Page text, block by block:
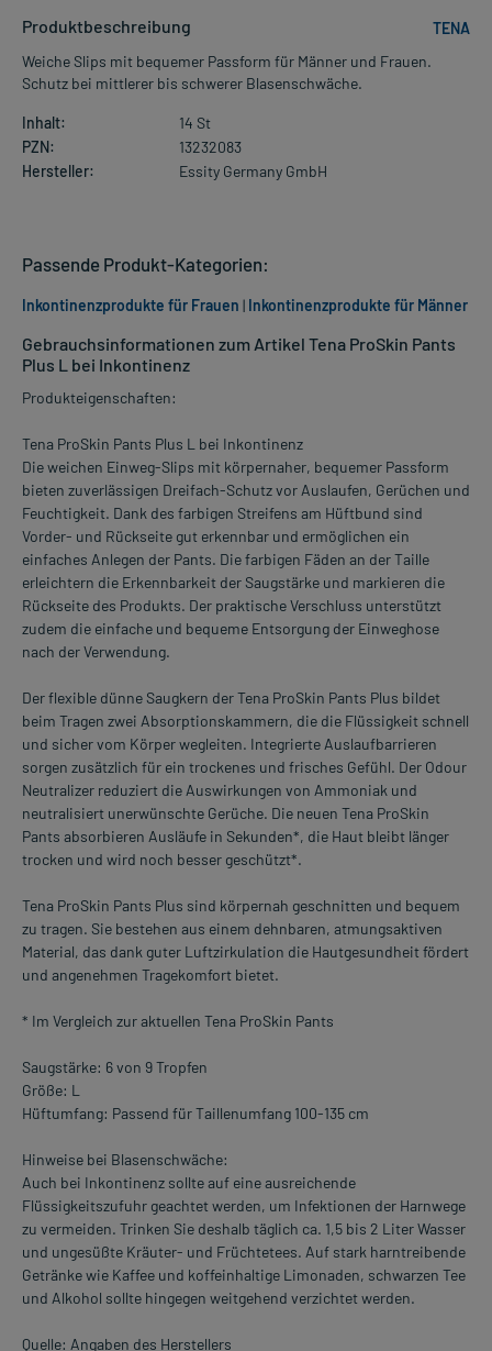
Produktbeschreibung
TENA
Weiche Slips mit bequemer Passform für Männer und Frauen.
Schutz bei mittlerer bis schwerer Blasenschwäche.
Inhalt:
14 St
PZN:
13232083
Hersteller:
Essity Germany GmbH
Gebrauchsinformationen zum Artikel Tena ProSkin Pants
Plus L bei Inkontinenz
Produkteigenschaften:
Tena ProSkin Pants Plus L bei Inkontinenz
Die weichen Einweg-Slips mit körpernaher, bequemer Passform
bieten zuverlässigen Dreifach-Schutz vor Auslaufen, Gerüchen und
Feuchtigkeit. Dank des farbigen Streifens am Hüftbund sind
Vorder- und Rückseite gut erkennbar und ermöglichen ein
einfaches Anlegen der Pants. Die farbigen Fäden an der Taille
erleichtern die Erkennbarkeit der Saugstärke und markieren die
Rückseite des Produkts. Der praktische Verschluss unterstützt
zudem die einfache und bequeme Entsorgung der Einweghose
nach der Verwendung.
Der flexible dünne Saugkern der Tena ProSkin Pants Plus bildet
beim Tragen zwei Absorptionskammern, die die Flüssigkeit schnell
und sicher vom Körper wegleiten. Integrierte Auslaufbarrieren
sorgen zusätzlich für ein trockenes und frisches Gefühl. Der Odour
Neutralizer reduziert die Auswirkungen von Ammoniak und
neutralisiert unerwünschte Gerüche. Die neuen Tena ProSkin
Pants absorbieren Ausläufe in Sekunden*, die Haut bleibt länger
trocken und wird noch besser geschützt*.
Tena ProSkin Pants Plus sind körpernah geschnitten und bequem
zu tragen. Sie bestehen aus einem dehnbaren, atmungsaktiven
Material, das dank guter Luftzirkulation die Hautgesundheit fördert
und angenehmen Tragekomfort bietet.
* Im Vergleich zur aktuellen Tena ProSkin Pants
Saugstärke: 6 von 9 Tropfen
Größe: L
Hüftumfang: Passend für Taillenumfang 100-135 cm
Hinweise bei Blasenschwäche:
Auch bei Inkontinenz sollte auf eine ausreichende
Flüssigkeitszufuhr geachtet werden, um Infektionen der Harnwege
zu vermeiden. Trinken Sie deshalb täglich ca. 1,5 bis 2 Liter Wasser
und ungesüßte Kräuter- und Früchtetees. Auf stark harntreibende
Getränke wie Kaffee und koffeinhaltige Limonaden, schwarzen Tee
und Alkohol sollte hingegen weitgehend verzichtet werden.
Quelle: Angaben des Herstellers
Passende Produkt-Kategorien:
Inkontinenzprodukte für Frauen | Inkontinenzprodukte für Männer